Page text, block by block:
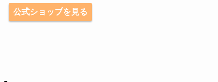
公式ショップを見る